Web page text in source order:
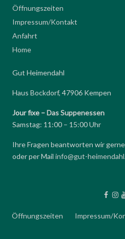
Öffnungszeiten
Impressum/Kontakt
Anfahrt
Home
Gut Heimendahl
Haus Bockdorf, 47906 Kempen
Jour fixe –Das Suppenessen
Samstag: 11:00 – 15:00 Uhr
Ihre Fragen beantworten wir
oder per Mail info@gut-
Öffnungszeiten Impressum/